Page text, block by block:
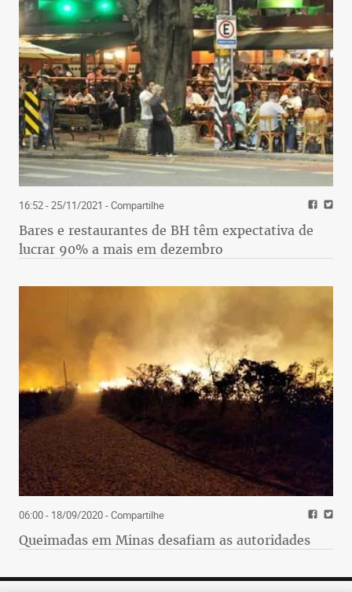
16:52 - 25/11/2021 - Compartilhe
Bares e restaurantes de BH têm expectativa de
lucrar 90% a mais em dezembro
06:00 - 18/09/2020- Compartilhe
Queimadas em Minas desafiam as autoridades